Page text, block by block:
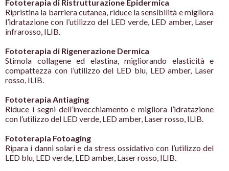
Fototerapia di Ristrutturazione Epidermica
Ripristina la barriera cutanea, riduce la sensibilità e migliora
l’idratazionecon l’utilizzo del LED verde, LED amber, Laser
infrarosso, ILIB.
Fototerapia di Rigenerazione Dermica
Stimola collagene ed elastina, migliorando elasticità e
compattezza con l’utilizzo del LED blu, LED amber, Laser
rosso, ILIB.
Fototerapia Antiaging
Riduce i segni dell’invecchiamento emigliora l’idratazione
con l’utilizzo del LED verde, LED amber, Laserrosso, ILIB.
Fototerapia Fotoaging
Ripara i danni solari e da stressossidativo con l’utilizzo del
LED blu, LED verde, LED amber, Laser rosso, ILIB.